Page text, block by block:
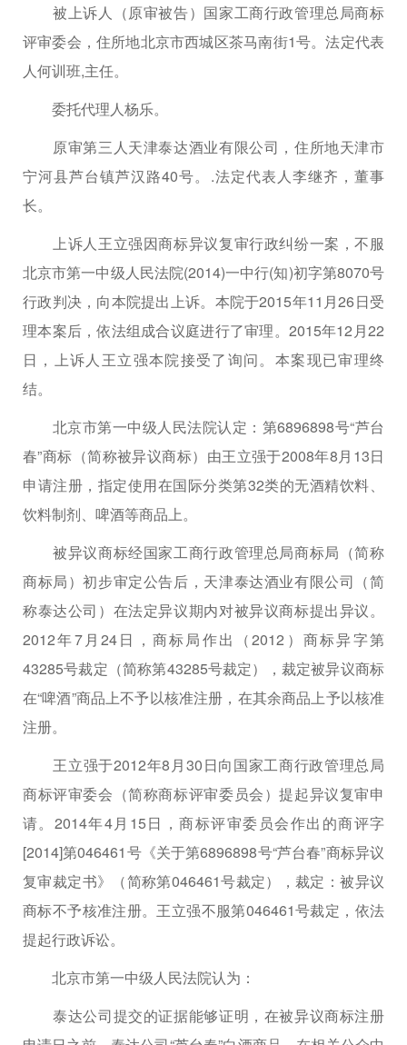
被上诉人（原审被告）国家工商行政管理总局商标
评审委会，住所地北京市西城区茶马南街1号。法定代表
人何训班,主任。
委托代理人杨乐。
原审第三人天津泰达酒业有限公司，住所地天津市
宁河县芦台镇芦汉路40号。.法定代表人李继齐，董事
长。
上诉人王立强因商标异议复审行政纠纷一案，不服
北京市第一中级人民法院(2014)一中行(知)初字第8070号
行政判决，向本院提出上诉。本院于2015年11月26日受
理本案后，依法组成合议庭进行了审理。2015年12月22
日，上诉人王立强本院接受了询问。本案现已审理终
结。
北京市第一中级人民法院认定：第6896898号“芦台
春”商标（简称被异议商标）由王立强于2008年8月13日
申请注册，指定使用在国际分类第32类的无酒精饮料、
饮料制剂、啤酒等商品上。
被异议商标经国家工商行政管理总局商标局（简称
商标局）初步审定公告后，天津泰达酒业有限公司（简
称泰达公司）在法定异议期内对被异议商标提出异议。
2012年7月24日，商标局作出（2012）商标异字第
43285号裁定（简称第43285号裁定），裁定被异议商标
在“啤酒”商品上不予以核准注册，在其余商品上予以核准
注册。
王立强于2012年8月30日向国家工商行政管理总局
商标评审委会（简称商标评审委员会）提起异议复审申
请。2014年4月15日，商标评审委员会作出的商评字
[2014]第046461号《关于第6896898号“芦台春”商标异议
复审裁定书》（简称第046461号裁定），裁定：被异议
商标不予核准注册。王立强不服第046461号裁定，依法
提起行政诉讼。
北京市第一中级人民法院认为：
泰达公司提交的证据能够证明，在被异议商标注册